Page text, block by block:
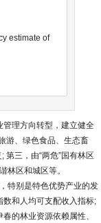
estimate of
管理方向转型，建立健全
游、绿色食品、生态畜
三，由“两危”国有林区
林区和城区等。
特别是特色优势产业的发
和人均可支配收入指标;
的林业资源依赖属性、